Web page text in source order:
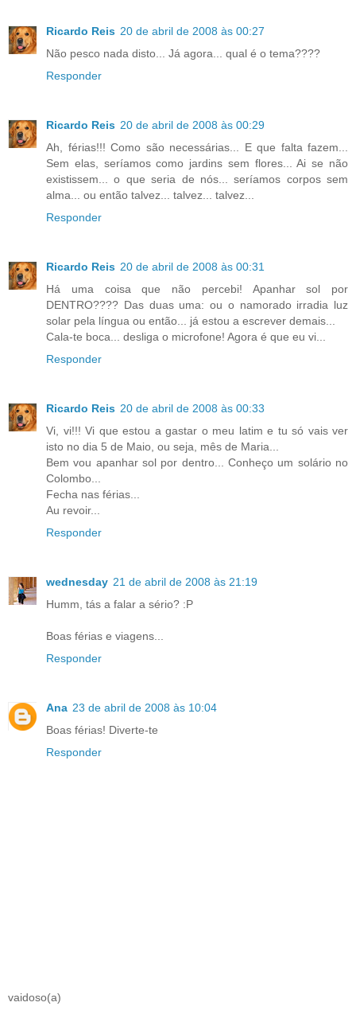
Ricardo Reis 20 de abril de 2008 às 00:27
Não pesco nada disto... Já agora... qual é o tema????
Responder
Ricardo Reis 20 de abril de 2008 às 00:29
Ah, férias!!! Como são necessárias... E que falta fazem...
Sem elas, seríamos como jardins sem flores... Ai se não
existissem... o que seria de nós... seríamos corpos sem
alma... ou então talvez... talvez... talvez...
Responder
Ricardo Reis 20 de abril de 2008 às 00:31
Há uma coisa que não percebi! Apanhar sol por
DENTRO???? Das duas uma: ou o namorado irradia luz
solar pela língua ou então... já estou a escrever demais...
Cala-te boca... desliga o microfone! Agora é que eu vi...
Responder
Ricardo Reis 20 de abril de 2008 às 00:33
Vi, vi!!! Vi que estou a gastar o meu latim e tu só vais ver
isto no dia 5 de Maio, ou seja, mês de Maria...
Bem vou apanhar sol por dentro... Conheço um solário no
Colombo...
Fecha nas férias...
Au revoir...
Responder
wednesday 21 de abril de 2008 às 21:19
Humm, tás a falar a sério? :P
Boas férias e viagens...
Responder
Ana 23 de abril de 2008 às 10:04
Boas férias! Diverte-te
Responder
vaidoso(a)